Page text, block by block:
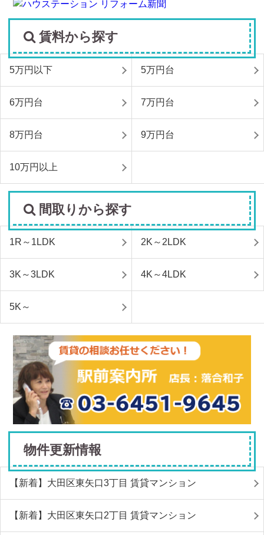
賃料から探す
5万円以下 5万円台
6万円台 7万円台
8万円台 9万円台
10万円以上
間取りから探す
1R～1LDK 2K～2LDK
3K～3LDK 4K～4LDK
5K～
物件更新情報
【新着】大田区東矢口3丁目 賃貸マンション
【新着】大田区東矢口2丁目 賃貸マンション